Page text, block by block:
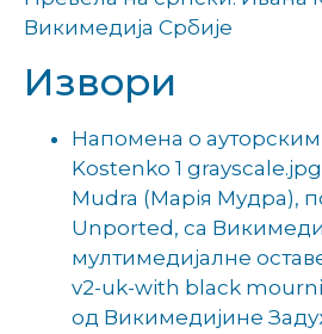
Викимедија Србије
Извори
Напомена о
Kostenko 1
Mudra (Марія Мудра),
Unported, са
мултимедијалне
v2-uk-with black
од Викимедијине